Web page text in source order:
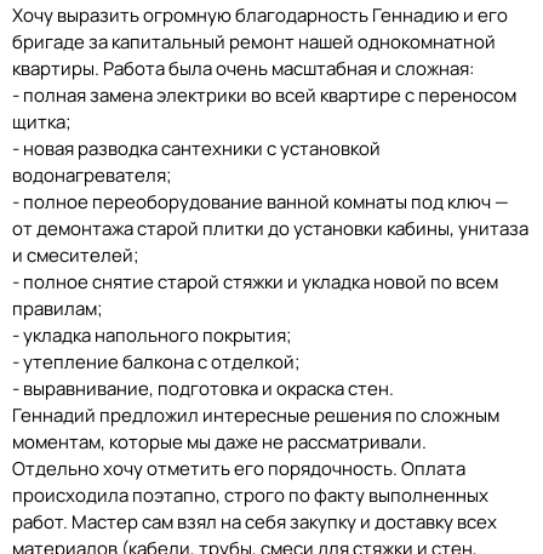
Хочу выразить огромную благодарность Геннадию и его
бригаде за капитальный ремонт нашей однокомнатной
квартиры. Работа была очень масштабная и сложная:
- полная замена электрики во всей квартире с переносом
щитка;
- новая разводка сантехники с установкой
водонагревателя;
- полное переоборудование ванной комнаты под ключ —
от демонтажа старой плитки до установки кабины, унитаза
и смесителей;
- полное снятие старой стяжки и укладка новой по всем
правилам;
- укладка напольного покрытия;
- утепление балкона с отделкой;
- выравнивание, подготовка и окраска стен.
Геннадий предложил интересные решения по сложным
моментам, которые мы даже не рассматривали.
Отдельно хочу отметить его порядочность. Оплата
происходила поэтапно, строго по факту выполненных
работ. Мастер сам взял на себя закупку и доставку всех
материалов (кабели, трубы, смеси для стяжки и стен,